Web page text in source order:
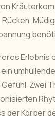
Erlebnis
Zwei
der Körper